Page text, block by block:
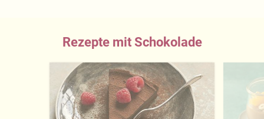
Rezepte mit Schokolade